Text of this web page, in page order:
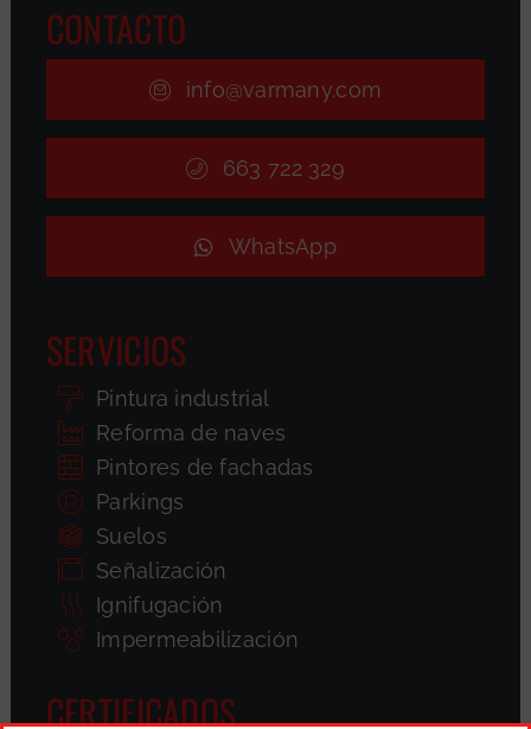
CONTACTO
info@varmany.com
663 722 329
WhatsApp
SERVICIOS
Pintura industrial
Reforma de naves
Pintores de fachadas
Parkings
Suelos
Señalización
Ignifugación
Impermeabilización
CERTIFICADOS